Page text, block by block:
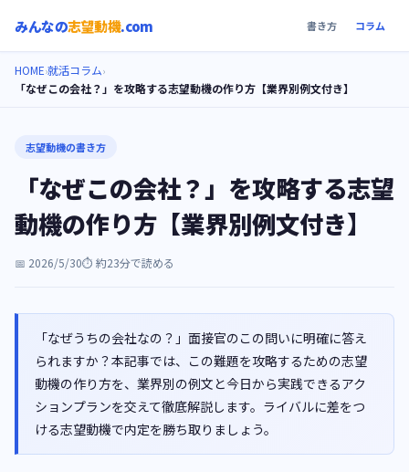
みんなの志望動機.com 書き方 コラム
HOME›就活コラム›
「なぜこの会社？」を攻略する志望動機の作り方【業界別例文付き】
志望動機の書き方
「なぜこの会社？」を攻略する志望
動機の作り方【業界別例文付き】
📅 2026/5/30⏱️ 約23分で読める
「なぜうちの会社なの？」面接官のこの問いに明確に答え
られますか？本記事では、この難題を攻略するための志望
動機の作り方を、業界別の例文と今日から実践できるアク
ションプランを交えて徹底解説します。ライバルに差をつ
ける志望動機で内定を勝ち取りましょう。